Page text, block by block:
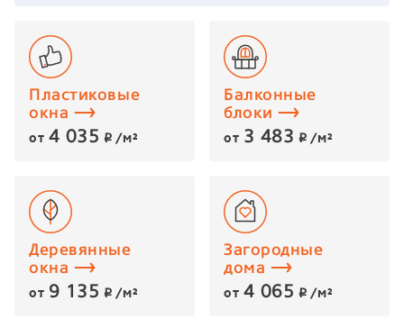
Пластиковые
окна
от 4 035 p /м²
Балконные
блоки
от 3 483 p /м²
Деревянные
окна
от 9 135 p /м²
Загородные
дома
от 4 065 p /м²